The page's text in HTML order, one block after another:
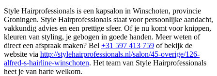
Style Hairprofessionals is een kapsalon in Winschoten, provincie
Groningen. Style Hairprofessionals staat voor persoonlijke aandacht,
vakkundig advies en een prettige sfeer. Of je nu komt voor knippen,
kleuren van styling, je gebogen in goede handen. Meer weten of
direct een afspraak maken? Bel +31 597 413 759 of bekijk de
website via http://stylehairprofessionals.nl/salon/45-overige/126-
alfred-s-hairline-winschoten. Het team van Style Hairprofessionals
heet je van harte welkom.